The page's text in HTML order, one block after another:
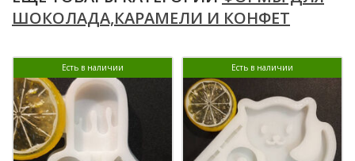
ШОКОЛАДА,КАРАМЕЛИ И КОНФЕТ
Есть в наличии Есть в наличии